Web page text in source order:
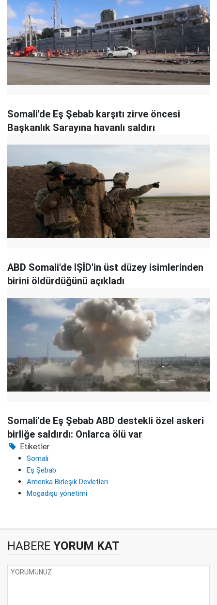
Somali'de Eş Şebab karşıtı zirve öncesi
Başkanlık Sarayına havanlı saldırı
ABD Somali'de IŞİD'in üst düzey isimlerinden
birini öldürdüğünü açıkladı
Somali'de Eş Şebab ABD destekli özel askeri
birliğe saldırdı: Onlarca ölü var
Etiketler :
Somali
Eş Şebab
Amerika Birleşik Devletleri
Mogadişu yönetimi
HABERE YORUM KAT